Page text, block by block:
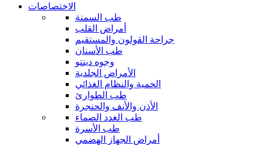
الاختصاصات
طب السمنة
أمراض القلب
جراحة القولون والمستقيم
طب الأسنان
وجوه دينتو
الأمراض الجلدية
الحمية والنظام الغذائي
طب الطوارئ
الأذن والأنف والحنجرة
طب الغدد الصماء
طب الأسرة
أمراض الجهاز الهضمي